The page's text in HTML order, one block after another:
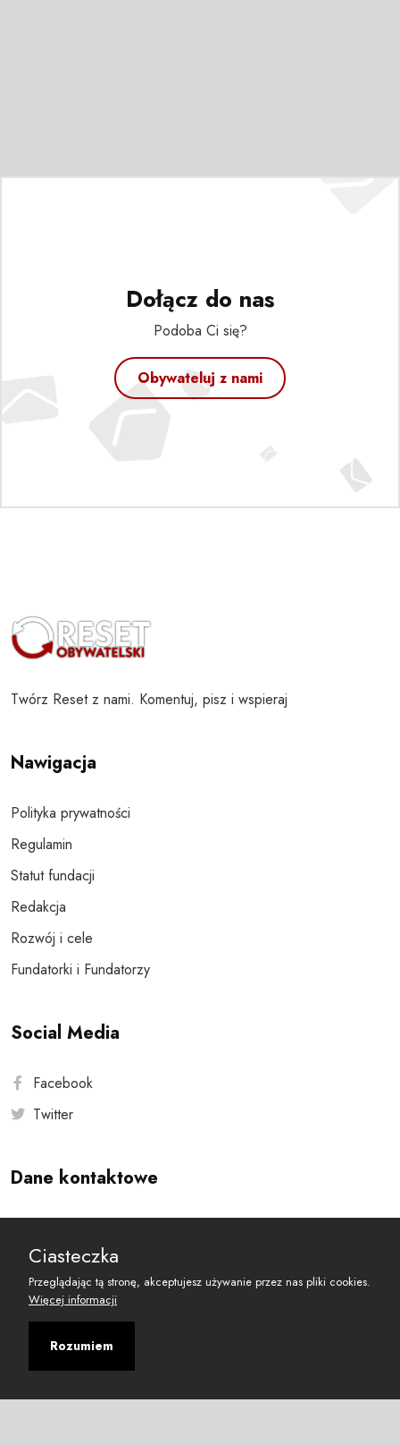
Dołącz do nas
Podoba Ci się?
Obywateluj z nami
Twórz Reset z nami. Komentuj, pisz i wspieraj
Nawigacja
Polityka prywatności
Regulamin
Statut fundacji
Redakcja
Rozwój i cele
Fundatorki i Fundatorzy
Social Media
Facebook
Twitter
Dane kontaktowe
reset@resetobywatelski.pl
Ciasteczka
Przeglądając tą stronę, akceptujesz używanie przez nas pliki cookies.
Więcej informacji
Rozumiem